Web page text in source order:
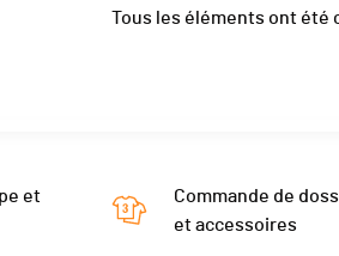
Tous les éléments ont été
et
Commande de
et accessoires